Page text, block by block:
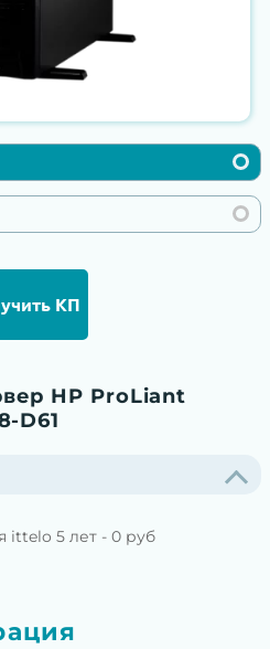
КП
HP ProLiant
D61
ittelo 5 лет - 0 руб